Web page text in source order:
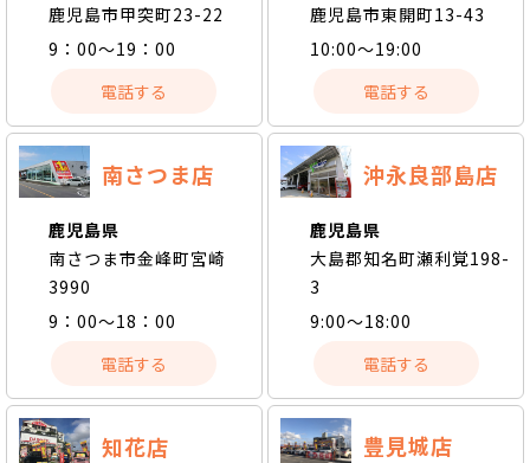
鹿児島市甲突町23-22
9：00～19：00
電話する
鹿児島市東開町13-43
10:00～19:00
電話する
南さつま店
鹿児島県
南さつま市金峰町宮崎
3990
9：00～18：00
電話する
沖永良部島店
鹿児島県
大島郡知名町瀬利覚198-
3
9:00～18:00
電話する
知花店 豊見城店